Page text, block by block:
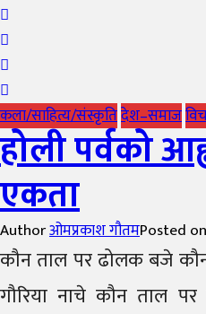
कला/साहित्य/संस्कृतिदेश–समाज
होली पर्वको
एकता
Authorओमप्रकाश गौतमPosted on
कौन ताल पर ढोलक बजे
गौरिया नाचे कौन ताल पर